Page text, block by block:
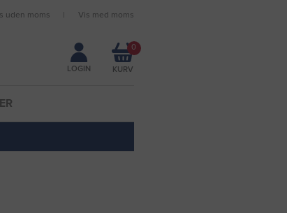
Forbliv logget ind
uden moms Vis med moms
LOGIN
0